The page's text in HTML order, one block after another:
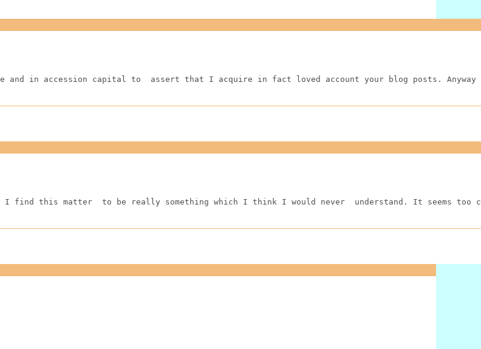
and in accession capital to  assert that I acquire in fact loved account your blog posts.
I find this matter  to be really something which I think I would never  understand. It seems